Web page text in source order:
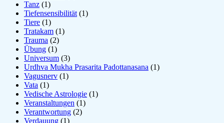
Tanz (1)
Tiefensensibilität (1)
Tiere (1)
Tratakam (1)
Trauma (2)
Übung (1)
Universum (3)
Urdhva Mukha Prasarita Padottanasana (1)
Vagusnerv (1)
Vata (1)
Vedische Astrologie (1)
Veranstaltungen (1)
Verantwortung (2)
Verdauung (1)